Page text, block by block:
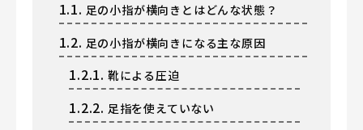
1.1. 足の小指が横向きとはどんな状態？
1.2. 足の小指が横向きになる主な原因
1.2.1. 靴による圧迫
1.2.2. 足指を使えていない